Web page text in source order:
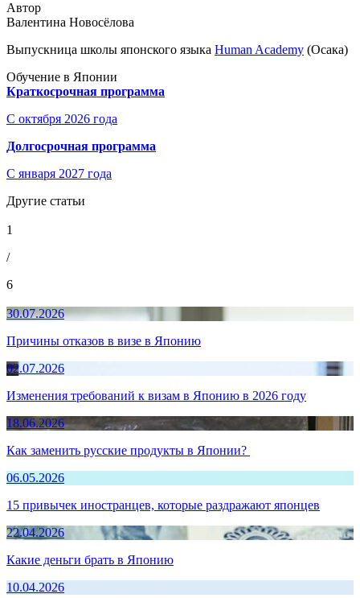
Автор
Валентина Новосёлова
Выпускница школы японского языка Human Academy (Осака)
Обучение в Японии
Краткосрочная программа
С октября 2026 года
Долгосрочная программа
С января 2027 года
Другие статьи
1
/
6
30.07.2026
Причины отказов в визе в Японию
02.07.2026
Изменения требований к визам в Японию в 2026 году
18.06.2026
Как заменить русские продукты в Японии?
06.05.2026
15 привычек иностранцев, которые раздражают японцев
22.04.2026
Какие деньги брать в Японию
10.04.2026